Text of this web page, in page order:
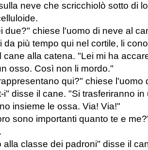
neve che scricchiolò sotto di
due?" chiese l'uomo di neve al
da più tempo qui nel cortile, li
cane alla catena. "Lei mi ha
osso. Così non li mordo."
qui?" chiese l'uomo
i" disse il cane. "Si trasferiranno in
insieme le ossa. Via! Via!"
sono importanti quanto te e
alla classe dei padroni" disse il